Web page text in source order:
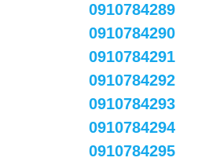
0910784289
0910784290
0910784291
0910784292
0910784293
0910784294
0910784295